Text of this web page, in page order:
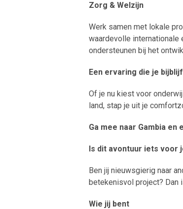
Zorg & Welzijn
Werk samen met lokale
waardevolle internationale
ondersteunen bij het
Een ervaring die je
Of je nu kiest voor
land, stap je uit je
Ga mee naar Gambia
Is dit avontuur iets voor
Ben jij nieuwsgierig naar
betekenisvol project?
Wie jij bent